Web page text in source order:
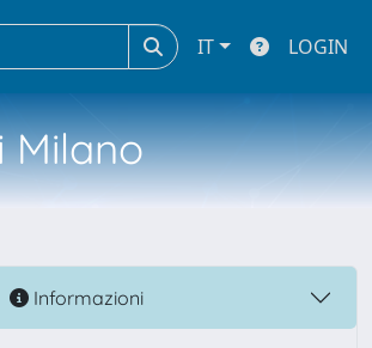
IT LOGIN
Milano
Informazioni